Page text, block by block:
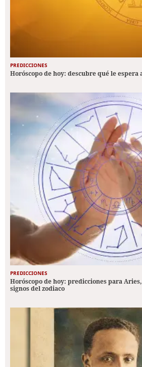
PREDICCIONES
Horóscopo de hoy: descubre qué le espera
PREDICCIONES
Horóscopo de hoy: predicciones para
signos del zodiaco